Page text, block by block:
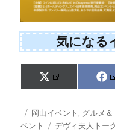
気になる
Share
on
X
(
w
t
o
投
稿
カ
テ
岡山イベント , グルメ＆
ベント
タ
デヴィ夫人トー